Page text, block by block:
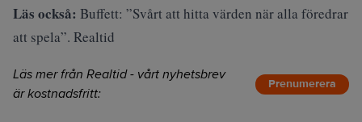
Läs också: Buffett: ”Svårt att hitta värden när alla föredrar
att spela”. Realtid
Läs mer från Realtid - vårt nyhetsbrev
är kostnadsfritt:
Prenumerera